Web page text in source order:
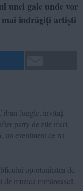
unei gale unde vor
mai îndrăgiți artiști
Jungle, invitați
party de zile mari,
un eveniment ce nu
oportunitatea de
muzica românească.